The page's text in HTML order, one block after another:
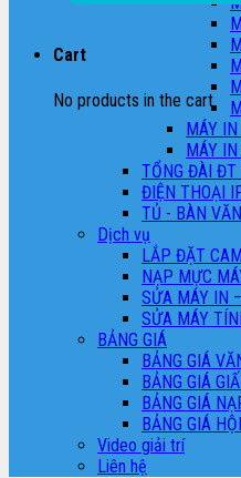
Cart
No products in the cart.
MÁY
MÁY
TỔNG ĐÀI ĐT
ĐIỆN THOẠI
TỦ - BÀN
Dịch vụ
LẮP ĐẶT
NẠP MỰC
SỬA MÁY IN
SỬA MÁY
BẢNG GIÁ
BẢNG GIÁ
BẢNG GIÁ
BẢNG GIÁ
BẢNG GIÁ
Video giải trí
Liên hệ